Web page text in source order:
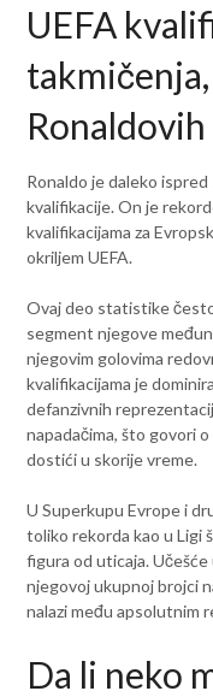
UEFA
Ronaldo je daleko ispred
kvalifikacije. On je
kvalifikacijama za
okriljem UEFA.
Ovaj deo statistike
segment njegove
njegovim golovima
kvalifikacijama je
defanzivnih
napadačima, što govori
dostići u skorije vreme.
U Superkupu Evrope i
toliko rekorda kao u Ligi
figura od uticaja.
njegovoj ukupnoj brojci
nalazi među apsolutnim
Da li neko